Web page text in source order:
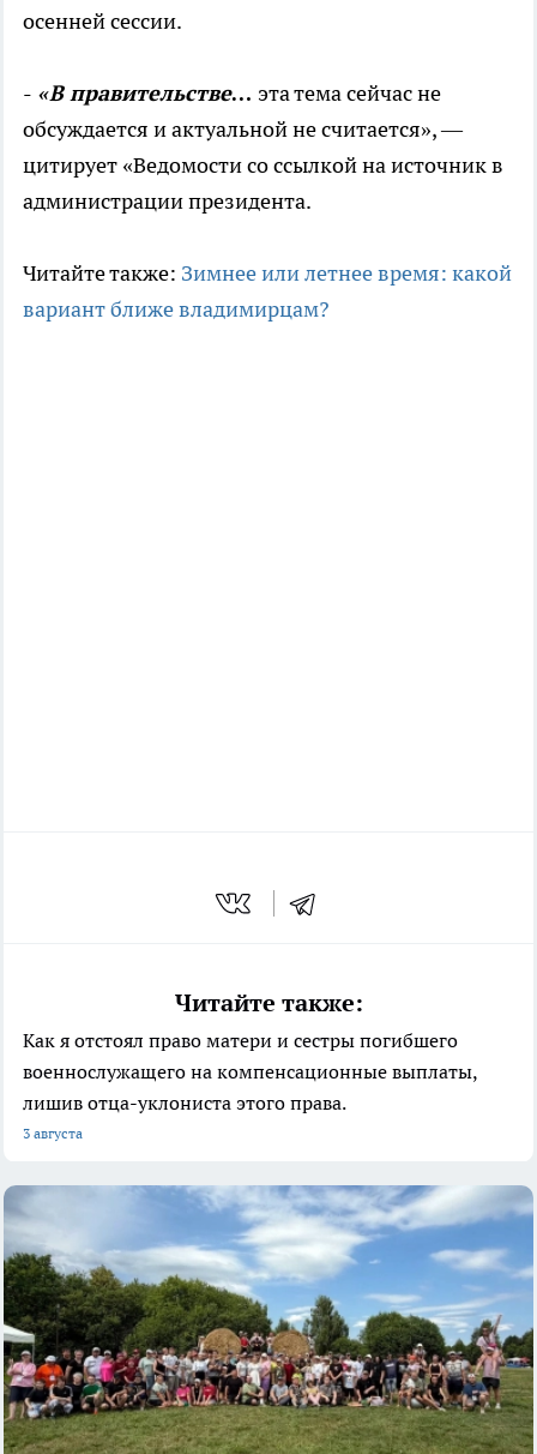
осенней сессии.
- «В правительстве… эта тема сейчас не
обсуждается и актуальной не считается», —
цитирует «Ведомости со ссылкой на источник в
администрации президента.
Читайте также: Зимнее или летнее время: какой
вариант ближе владимирцам?
Читайте также:
Как я отстоял право матери и сестры погибшего
военнослужащего на компенсационные выплаты,
лишив отца-уклониста этого права.
3 августа